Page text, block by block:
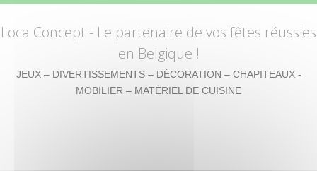
Loca Concept - Le partenaire de vos fêtes réussies
en Belgique !
JEUX – DIVERTISSEMENTS – DÉCORATION – CHAPITEAUX -
MOBILIER – MATÉRIEL DE CUISINE